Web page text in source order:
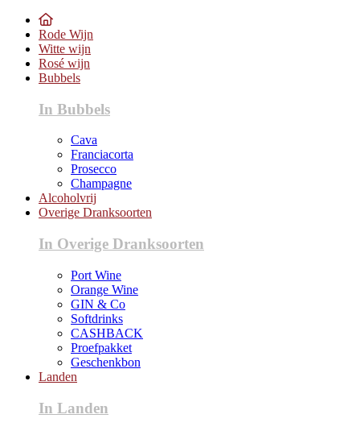
Rode Wijn
Witte wijn
Rosé wijn
Bubbels
In Bubbels
Cava
Franciacorta
Prosecco
Champagne
Alcoholvrij
Overige Dranksoorten
In Overige Dranksoorten
Port Wine
Orange Wine
GIN & Co
Softdrinks
CASHBACK
Proefpakket
Geschenkbon
Landen
In Landen